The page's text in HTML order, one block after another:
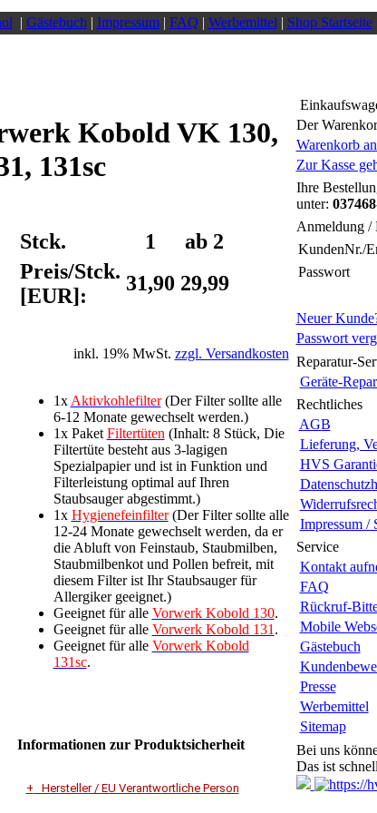
| Gästebuch | Impressum| FAQ | Werbemittel | Shop Startseite|
Kobold VK 130,
131sc
Stck. 1
ab 2
Preis/Stck.
[EUR]:
31,90 29,99
inkl. 19% MwSt. zzgl. Versandkosten
1x Aktivkohlefilter(Der Filter sollte alle
6-12 Monate gewechselt werden.)
1x Paket Filtertüten (Inhalt: 8 Stück, Die
Filtertüte besteht aus 3-lagigen
Spezialpapier und ist in Funktion und
Filterleistung optimal auf Ihren
Staubsauger abgestimmt.)
1x Hygienefeinfilter(Der Filter sollte alle
12-24 Monate gewechselt werden, da er
die Abluft von Feinstaub, Staubmilben,
Staubmilbenkot und Pollen befreit, mit
diesem Filter ist Ihr Staubsauger für
Allergiker geeignet.)
Geeignet für alle Vorwerk Kobold 130.
Geeignet für alle Vorwerk Kobold 131 .
Geeignet für alle Vorwerk Kobold
131sc.
Informationen zur Produktsicherheit
Hersteller / EU Verantwortliche Person
Der
Warenkorb
Zur Kasse
Ihre
unter:
Anmeldung /
KundenNr./
Passwort
Neuer
Passwort
Reparatur-
Geräte-
Rechtliches
AGB
Lieferung,
HVS
Impressum /
Service
Kontakt
FAQ
Rückruf-
Mobile
Gästebuch
Presse
Werbemittel
Sitemap
Bei uns
Das ist